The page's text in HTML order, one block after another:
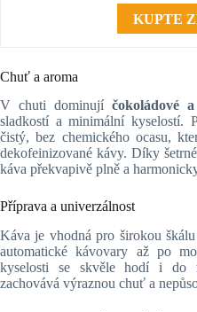
KUPTE
Chuť a aroma
V chuti dominují čokoládové
sladkostí a minimální kyselostí.
čistý, bez chemického ocasu,
dekofeinizované kávy. Díky
káva překvapivě plně a
Příprava a univerzálnost
Káva je vhodná pro širokou
automatické kávovary až po
kyselosti se skvěle hodí i do
zachovává výraznou chuť a